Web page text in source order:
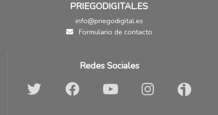
PRIEGODIGITAL.ES
info@priegodigital.es
Formulario de contacto
Redes Sociales